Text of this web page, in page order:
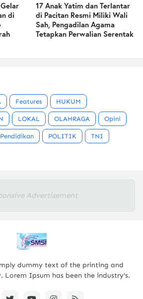
di
17 Anak Yatim dan Terlantar
di Pacitan Resmi Miliki Wali
Sah, Pengadilan Agama
Tetapkan Perwalian Serentak
Features HUKUM
LOKAL OLAHRAGA Opini
Pendidikan POLITIK TNI
Advertisement
dummy text of the printing and
Lorem Ipsum has been the industry's.